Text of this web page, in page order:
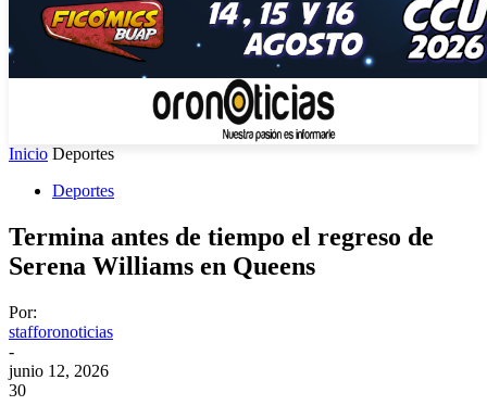
Inicio Deportes
Deportes
Termina antes de tiempo el regreso de
Serena Williams en Queens
Por:
stafforonoticias
-
junio 12, 2026
30